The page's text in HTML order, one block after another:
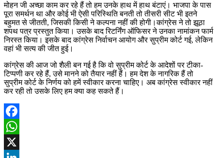
मोहन जी अच्छा काम कर रहे हैं तो हम उनके हाथ में हाथ बंटाएं। भाजपा के पास
पूरा समर्थन था और कोई भी ऐसी परिस्थिति बनती तो तीसरी सीट भी इतने
बहुमत से जीतती, जिसकी किसी ने कल्पना नहीं की होगी।कांग्रेस ने तो झूठा
शपथ पत्र प्रस्तुत किया। उसके बाद रिटर्निंग ऑफिसर ने उनका नामांकन फार्म
निरस्त किया। इसके बाद कांग्रेस निर्वाचन आयोग और सुप्रीम कोर्ट गई, लेकिन
वहां भी सत्य की जीत हुई।
कांग्रेस की आज जो शैली बन गई है कि वो सुप्रीम कोर्ट के आदेशों पर टीका-
टिप्पणी कर रहे हैं, उसे मानने को तैयार नहीं हैं। हम देश के नागरिक हैं तो
सुप्रीम कोर्ट के निर्णय को हमें स्वीकार करना चाहिए। अब कांग्रेस स्वीकार नहीं
कर रही तो उसके लिए हम क्या कह सकते हैं।
Facebook
WhatsApp